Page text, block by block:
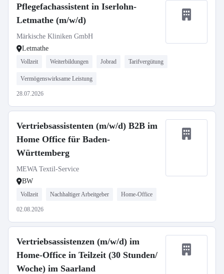
Pflegefachassistent in Iserlohn-
Letmathe (m/w/d)
Märkische Kliniken GmbH
Letmathe
Vollzeit Weiterbildungen Jobrad Tarifvergütung
Vermögenswirksame Leistung
28.07.2026
Vertriebsassistenten (m/w/d) B2B im
Home Office für Baden-
Württemberg
MEWA Textil-Service
BW
Vollzeit Nachhaltiger Arbeitgeber Home-Office
02.08.2026
Vertriebsassistenzen (m/w/d) im
Home-Office in Teilzeit (30 Stunden/
Woche) im Saarland